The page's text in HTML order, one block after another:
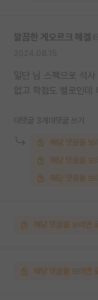
깔끔한 게오르크 헤겔
일단 님 스펙으로 석
없고 학점도 별로인데
대댓글 3개 대댓글 쓰기
해당 댓글을 보
해당 댓글을 보
해당 댓글을 보
해당 댓글을 보려면
해당 댓글을 보려면